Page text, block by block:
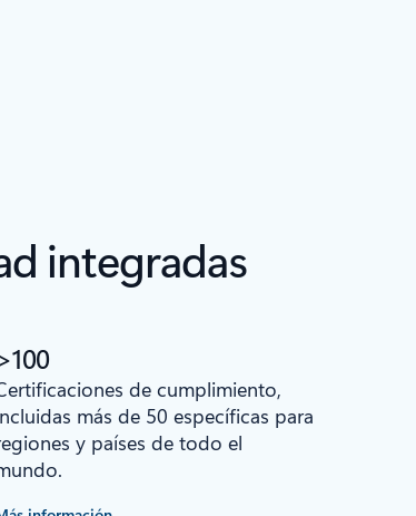
integradas
de cumplimiento,
más de 50 específicas para
y países de todo el